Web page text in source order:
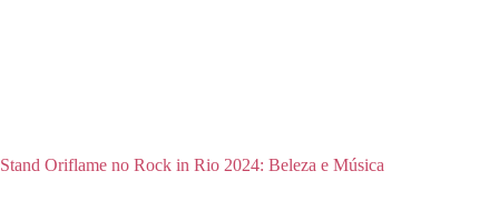
Stand Oriflame no Rock in Rio 2024: Beleza e Música